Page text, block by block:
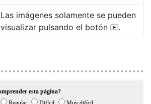
Las imágenes solamente se pueden
visualizar pulsando el botón K.